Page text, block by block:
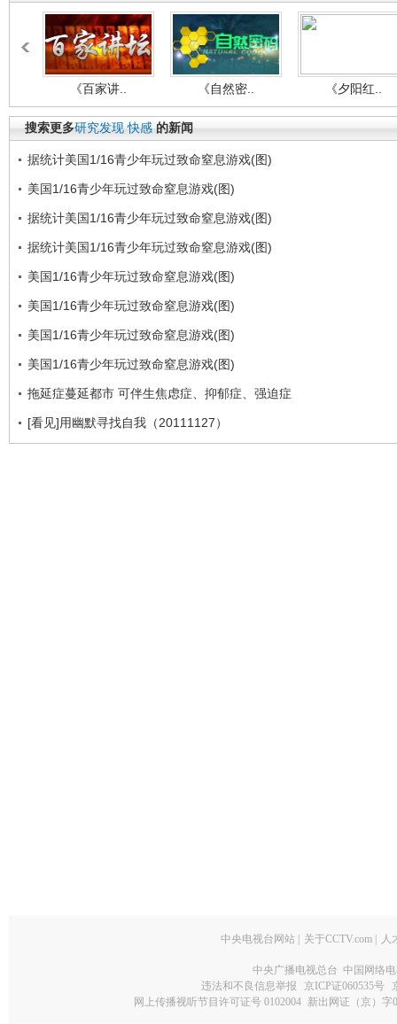
《百家讲.. 《自然密.. 《夕阳红..
搜索更多研究发现 快感 的新闻
据统计美国1/16青少年玩过致命窒息游戏(图)
美国1/16青少年玩过致命窒息游戏(图)
据统计美国1/16青少年玩过致命窒息游戏(图)
据统计美国1/16青少年玩过致命窒息游戏(图)
美国1/16青少年玩过致命窒息游戏(图)
美国1/16青少年玩过致命窒息游戏(图)
美国1/16青少年玩过致命窒息游戏(图)
美国1/16青少年玩过致命窒息游戏(图)
拖延症蔓延都市 可伴生焦虑症、抑郁症、强迫症
[看见]用幽默寻找自我（20111127）
中央电视台网站 关于CCTV.com 人
中央广播电视总台 中国网络
违法和不良信息举报
京ICP证060535号
网上传播视听节目许可证号 0102004 新出网证（京）